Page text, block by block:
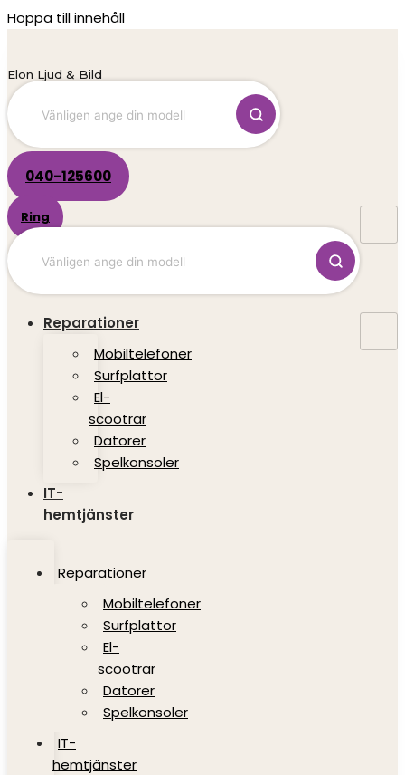
Hoppa till innehåll
Elon Ljud & Bild
040-125600
Ring
Reparationer
Mobiltelefoner
Surfplattor
El-
scootrar
Datorer
Spelkonsoler
IT-
hemtjänster
Reparationer
Mobiltelefoner
Surfplattor
El-
scootrar
Datorer
Spelkonsoler
IT-
hemtjänster